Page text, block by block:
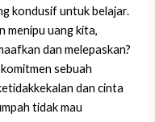
kondusif untuk belajar.
menipu uang kita,
dan melepaskan?
sebuah
dan cinta
tidak mau